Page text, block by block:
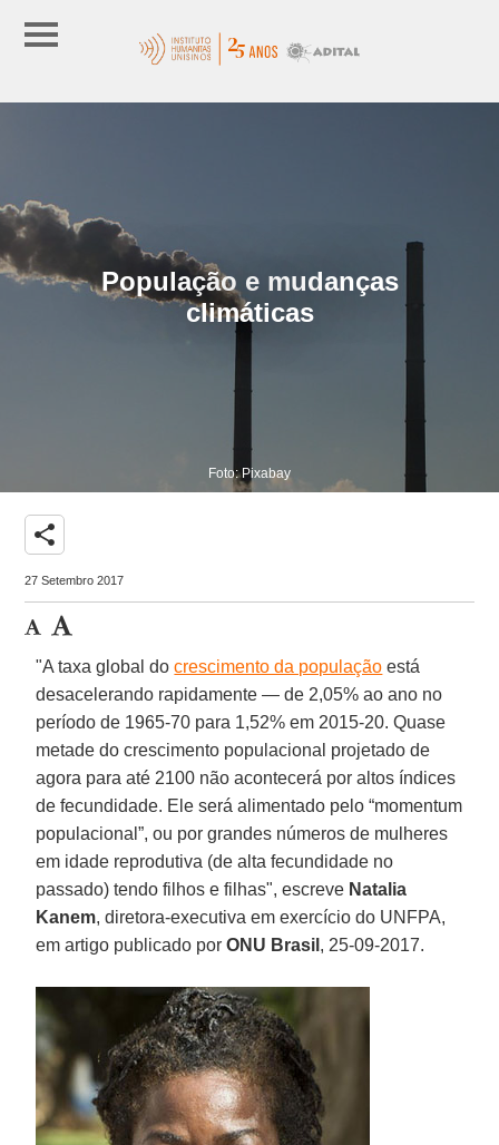
População e mudanças
climáticas
Foto: Pixabay
share
27 Setembro 2017
"A taxa global docrescimento da população está
desacelerando rapidamente — de 2,05% ao ano no
período de 1965-70 para 1,52% em 2015-20. Quase
metade do crescimento populacional projetado de
agora para até 2100 não acontecerá por altos índices
de fecundidade. Ele será alimentado pelo “momentum
populacional”, ou por grandes números de mulheres
em idade reprodutiva (de alta fecundidade no
passado) tendo filhos e filhas", escreve Natalia
Kanem, diretora-executiva em exercício do UNFPA,
em artigo publicado porONU Brasil , 25-09-2017.